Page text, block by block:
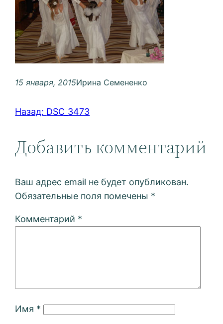
15 января, 2015Ирина Семененко
Назад: DSC_3473
Добавить комментарий
Ваш адрес email не будет опубликован.
Обязательные поля помечены *
Комментарий *
Имя *